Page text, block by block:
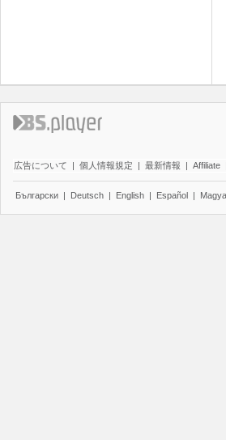
広告について | 個人情報規定 | 最新情報 | Affiliate
Български | Deutsch | English | Español |